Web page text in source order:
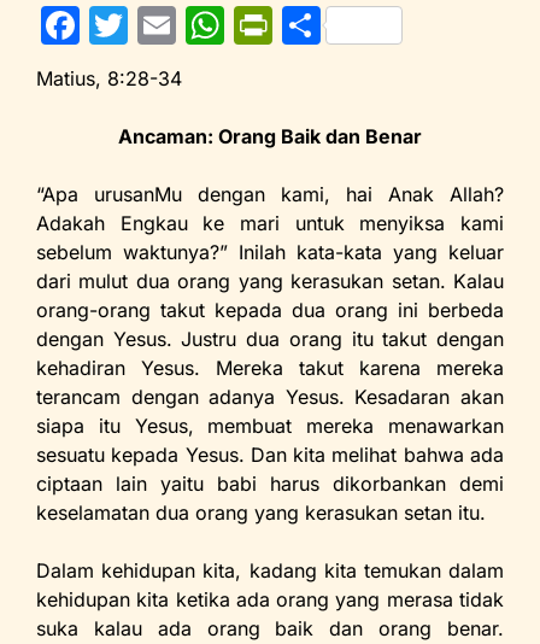
F
a
c
b
o
o
k
T
w
itt
er
E
m
ai
l
W
s
A
p
p
Pr
ri
e
n
dl
y
S
e
Matius, 8:28-34
Ancaman: Orang Baik dan Benar
“Apa urusanMu dengan kami, hai Anak Allah?
Adakah Engkau ke mari untuk menyiksa kami
sebelum waktunya?” Inilah kata-kata yang keluar
dari mulut dua orang yang kerasukan setan. Kalau
orang-orang takut kepada dua orang ini berbeda
dengan Yesus. Justru dua orang itu takut dengan
kehadiran Yesus. Mereka takut karena mereka
terancam dengan adanya Yesus. Kesadaran akan
siapa itu Yesus, membuat mereka menawarkan
sesuatu kepada Yesus. Dan kita melihat bahwa ada
ciptaan lain yaitu babi harus dikorbankan demi
keselamatan dua orang yang kerasukan setan itu.
Dalam kehidupan kita, kadang kita temukan dalam
kehidupan kita ketika ada orang yang merasa tidak
suka kalau ada orang baik dan orang benar.